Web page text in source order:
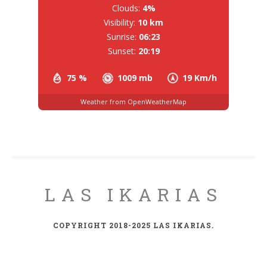
75 % 1009 mb 19 Km/h
Clouds: 4%
Visibility: 10 km
Sunrise: 06:23
Sunset: 20:19
Weather from OpenWeatherMap
LAS IKARIAS
COPYRIGHT 2018-2025 LAS IKARIAS.